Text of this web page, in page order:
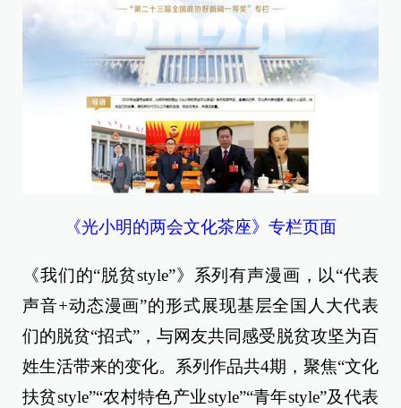
《光小明的两会文化茶座》专栏页面
《我们的“脱贫style”》系列有声漫画，以“代表
声音+动态漫画”的形式展现基层全国人大代表
们的脱贫“招式”，与网友共同感受脱贫攻坚为百
姓生活带来的变化。系列作品共4期，聚焦“文化
扶贫style”“农村特色产业style”“青年style”及代表